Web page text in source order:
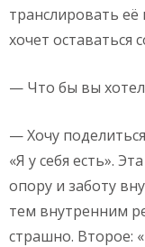
транслировать её
хочет оставаться
— Что бы вы
— Хочу
«Я у себя есть».
опору и заботу
тем внутренним
страшно. Второе: